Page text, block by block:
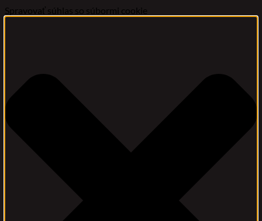
Spravovať súhlas so súbormi cookie